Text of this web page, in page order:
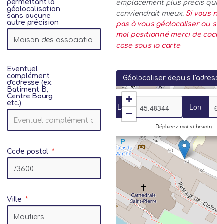
permettant la
géolocalisation
sans aucune
autre précision
Eventuel
complément
d'adresse (ex.
Batiment B,
Centre Bourg
etc.)
Code postal
Ville
emplacement plus précis
conviendrait mieux. Si vous
pas à vous géolocaliser ou
mal positionné merci de
case sous la carte
Géolocaliser depuis
Lat Lon
Déplacez moi si besoin
+
−